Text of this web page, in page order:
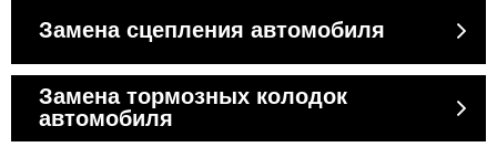
Замена сцепления автомобиля
Замена тормозных колодок
автомобиля